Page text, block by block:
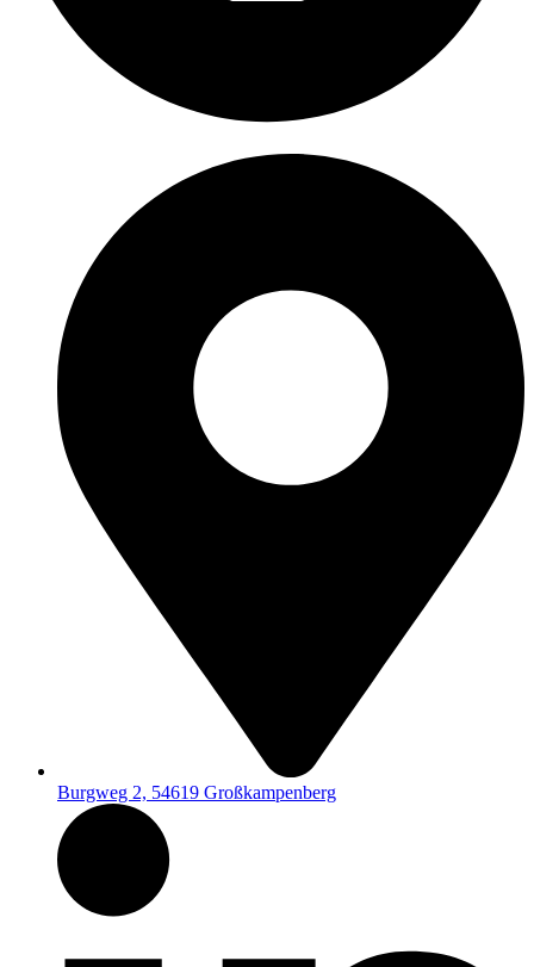
Burgweg 2, 54619 Großkampenberg